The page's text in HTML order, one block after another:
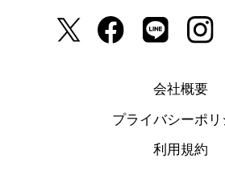
会社概要
プライバシーポリ
利用規約